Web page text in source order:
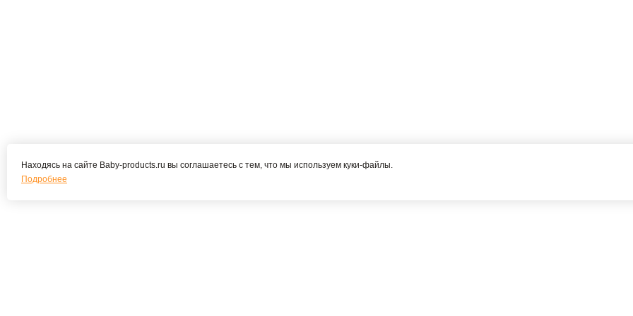
Находясь на сайте Baby-products.ru вы соглашаетесь с тем, что мы используем куки-файлы.
Подробнее